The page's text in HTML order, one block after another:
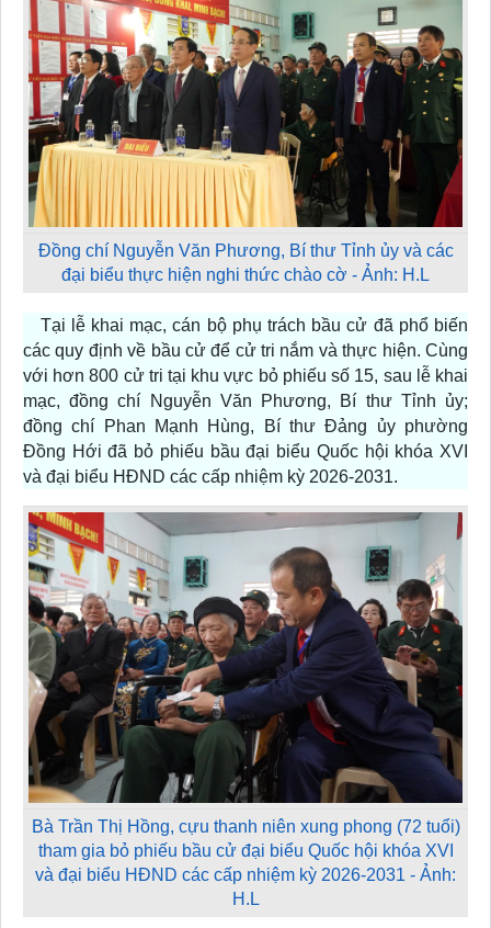
Đồng chí Nguyễn Văn Phương, Bí thư Tỉnh ủy và các
đại biểu thực hiện nghi thức chào cờ - Ảnh: H.L
Tại lễ khai mạc, cán bộ phụ trách bầu cử đã phổ biến
các quy định về bầu cử để cử tri nắm và thực hiện. Cùng
với hơn 800 cử tri tại khu vực bỏ phiếu số 15, sau lễ khai
mạc, đồng chí Nguyễn Văn Phương, Bí thư Tỉnh ủy;
đồng chí Phan Mạnh Hùng, Bí thư Đảng ủy phường
Đồng Hới đã bỏ phiếu bầu đại biểu Quốc hội khóa XVI
và đại biểu HĐND các cấp nhiệm kỳ 2026-2031.
Bà Trần Thị Hồng, cựu thanh niên xung phong (72 tuổi)
tham gia bỏ phiếu bầu cử đại biểu Quốc hội khóa XVI
và đại biểu HĐND các cấp nhiệm kỳ 2026-2031 - Ảnh:
H.L